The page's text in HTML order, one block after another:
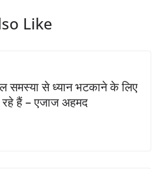
Like
समस्या से ध्यान भटकाने के लिए
रहे हैं – एजाज अहमद